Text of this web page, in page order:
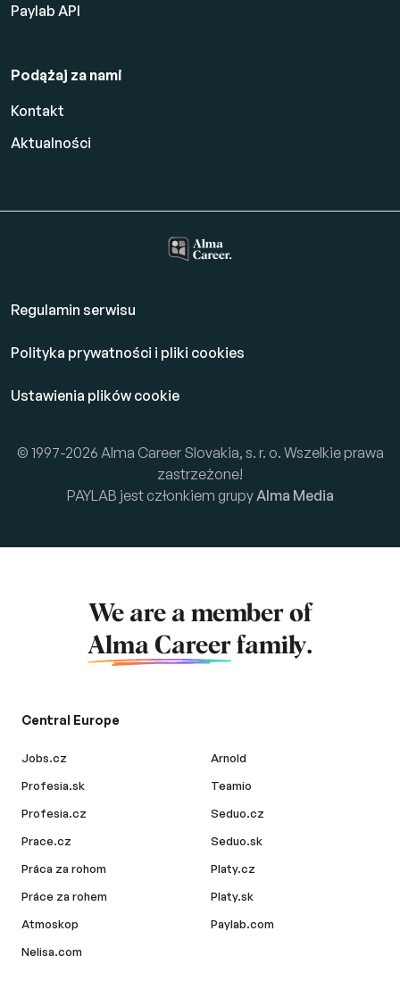
Paylab API
Podążaj za nami
Kontakt
Aktualności
Regulamin serwisu
Polityka prywatności i pliki cookies
Ustawienia plików cookie
© 1997-2026 Alma Career Slovakia, s. r. o. Wszelkie prawa
zastrzeżone!
PAYLAB jest członkiem grupy Alma Media
We are a member of
Alma Career family.
Central Europe
Jobs.cz
Profesia.sk
Profesia.cz
Prace.cz
Práca za rohom
Práce za rohem
Atmoskop
Nelisa.com
Arnold
Teamio
Seduo.cz
Seduo.sk
Platy.cz
Platy.sk
Paylab.com